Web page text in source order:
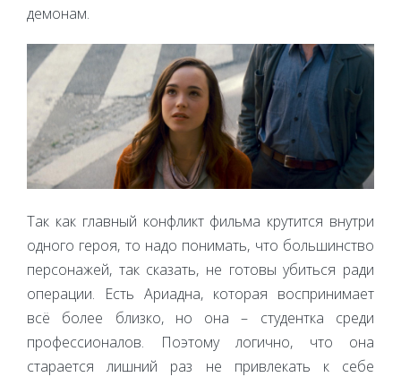
демонам.
Так как главный конфликт фильма крутится внутри
одного героя, то надо понимать, что большинство
персонажей, так сказать, не готовы убиться ради
операции. Есть Ариадна, которая воспринимает
всё более близко, но она – студентка среди
профессионалов. Поэтому логично, что она
старается лишний раз не привлекать к себе